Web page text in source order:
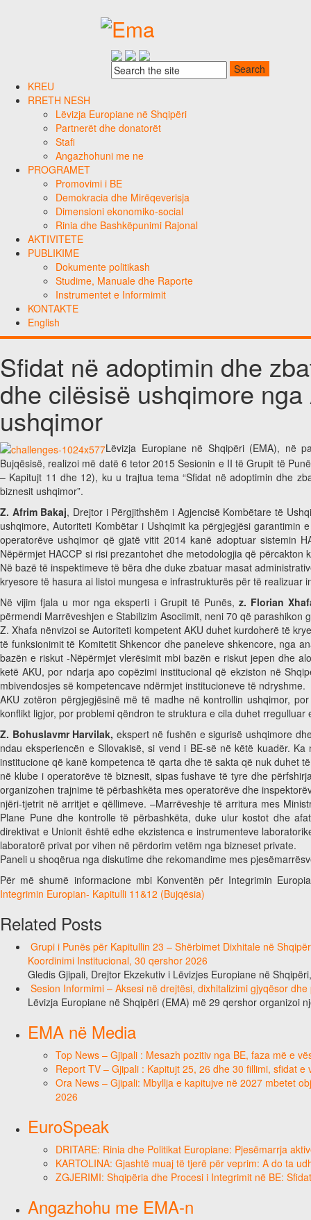
KREU
RRETH NESH
Lëvizja Europiane në Shqipëri
Partnerët dhe donatorët
Stafi
Angazhohuni me ne
PROGRAMET
Promovimi i BE
Demokracia dhe Mirëqeverisja
Dimensioni ekonomiko-social
Rinia dhe Bashkëpunimi Rajonal
AKTIVITETE
PUBLIKIME
Dokumente politikash
Studime, Manuale dhe Raporte
Instrumentet e Informimit
KONTAKTE
English
Sfidat në adoptimin dhe
dhe cilësisë ushqimore
ushqimor
Lëvizja Europiane në Shqipëri (EMA), në
Bujqësisë, realizoi më datë 6 tetor 2015 Sesionin e II të Grupit të
– Kapitujt 11 dhe 12), ku u trajtua tema “Sfidat në adoptimin dhe
biznesit ushqimor”.
Z. Afrim Bakaj, Drejtor i Përgjithshëm i Agjencisë Kombëtare të
ushqimore, Autoriteti Kombëtar i Ushqimit ka përgjegjësi
operatorëve ushqimor që gjatë vitit 2014 kanë adoptuar sistemin
Nëpërmjet HACCP si risi prezantohet dhe metodologjia që
Në bazë të inspektimeve të bëra dhe duke zbatuar masat
kryesore të hasura ai listoi mungesa e infrastrukturës për të realizuar
Në vijim fjala u mor nga eksperti i Grupit të Punës, z. Florian
përmendi Marrëveshjen e Stabilizim Asociimit, neni 70 që
Z. Xhafa nënvizoi se Autoriteti kompetent AKU duhet kurdoherë të
të funksionimit të Komitetit Shkencor dhe paneleve shkencore, nga
bazën e riskut -Nëpërmjet vlerësimit mbi bazën e riskut jepen dhe
ketë AKU, por ndarja apo copëzimi institucional që ekziston në
mbivendosjes së kompetencave ndërmjet institucioneve të ndryshme.
AKU zotëron përgjegjësinë më të madhe në kontrollin ushqimor,
konflikt ligjor, por problemi qëndron te struktura e cila duhet rregulluar
Z. Bohuslavmr Harvilak, ekspert në fushën e sigurisë ushqimore
ndau eksperiencën e Sllovakisë, si vend i BE-së në këtë kuadër.
institucione që kanë kompetenca të qarta dhe të sakta që nuk duhet
në klube i operatorëve të biznesit, sipas fushave të tyre dhe
organizohen trajnime të përbashkëta mes operatorëve dhe
njëri-tjetrit në arritjet e qëllimeve. –Marrëveshje të arritura mes
Plane Pune dhe kontrolle të përbashkëta, duke ulur kostot dhe
direktivat e Unionit është edhe ekzistenca e instrumenteve
laboratorë privat por vihen në përdorim vetëm nga bizneset private.
Paneli u shoqërua nga diskutime dhe rekomandime mes
Për më shumë informacione mbi Konventën për Integrimin
Integrimin Europian- Kapitulli 11&12 (Bujqësia)
Related Posts
Grupi i Punës për Kapitullin 23 – Shërbimet Dixhitale në
Koordinimi Institucional, 30 qershor 2026
Gledis Gjipali, Drejtor Ekzekutiv i Lëvizjes Europiane në
Sesion Informimi – Aksesi në drejtësi, dixhitalizimi gjyqësor
Lëvizja Europiane në Shqipëri (EMA) më 29 qershor organizoi
EMA në Media
Top News – Gjipali : Mesazh pozitiv nga BE, faza më e
Report TV – Gjipali : Kapitujt 25, 26 dhe 30 fillimi, sfidat
Ora News – Gjipali: Mbyllja e kapitujve në 2027 mbetet
2026
EuroSpeak
DRITARE: Rinia dhe Politikat Europiane: Pjesëmarrja
KARTOLINA: Gjashtë muaj të tjerë për veprim: A do ta
ZGJERIMI: Shqipëria dhe Procesi i Integrimit në BE:
Angazhohu me EMA-n